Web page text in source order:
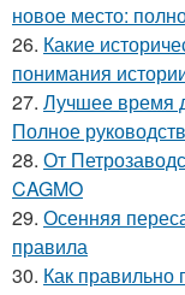
новое место:
26. Какие
понимания
27. Лучшее время
Полное
28. От
CAGMO
29. Осенняя
правила
30. Как правильно